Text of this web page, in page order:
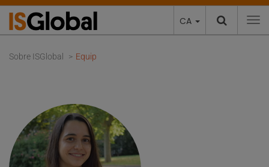
CA
Sobre ISGlobal Equip